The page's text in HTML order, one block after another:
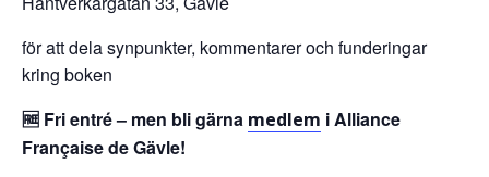
för att dela synpunkter, kommentarer och funderingar
kring boken
🆓 Fri entré – men bli gärna medlem i Alliance
Française de Gävle!